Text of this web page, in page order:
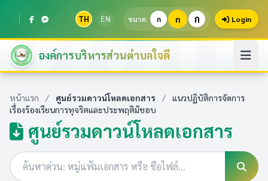
TH EN ขนาด: ก ก ก Login
องค์การบริหารส่วนตำบลใจดี
หน้าแรก / ศูนย์รวมดาวน์โหลดเอกสาร /
แนวปฏิบัติการจัดการ
เรื่องร้องเรียนการทุจริตและประพฤติมิชอบ
ศูนย์รวมดาวน์โหลดเอกสาร